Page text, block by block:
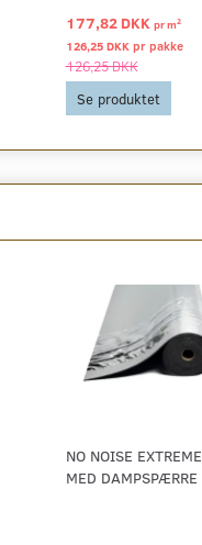
177,82 DKK prm2
126,25 DKK pr pakke
126,25 DKK
Se produktet
NO NOISE EXTREME
MED DAMPSPÆRRE